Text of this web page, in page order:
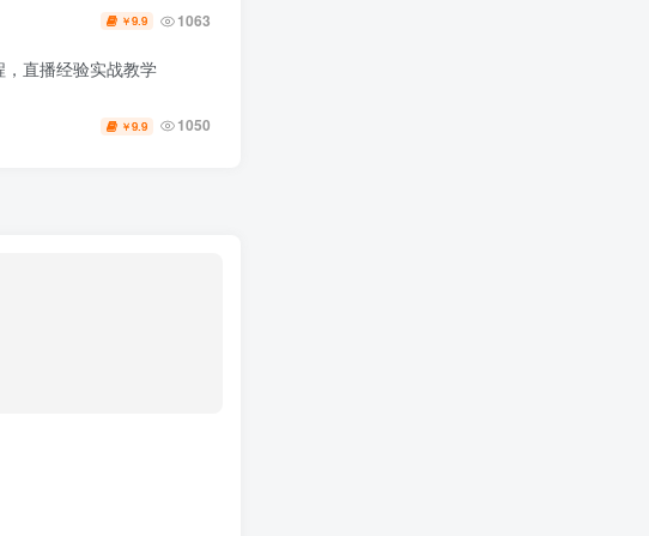
￥9.9 1063
直播经验实战教学
￥9.9 1050